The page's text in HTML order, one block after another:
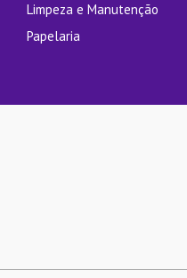
Limpeza e Manutenção
Papelaria